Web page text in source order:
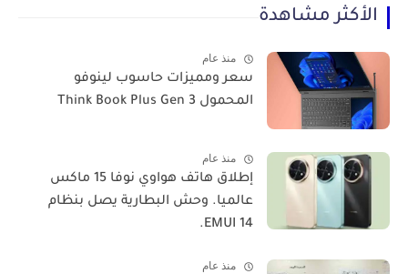
الأكثر مشاهدة
منذ عام
سعر ومميزات حاسوب لينوفو
المحمول Think Book Plus Gen 3
منذ عام
​إطلاق هاتف هواوي نوفا 15 ماكس
عالميا. وحش البطارية يصل بنظام
EMUI 14.
منذ عام